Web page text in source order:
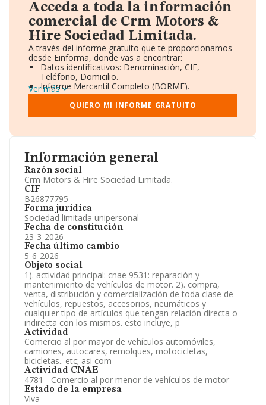
Información general
Razón social
Crm Motors & Hire Sociedad Limitada.
CIF
B26877795
Forma jurídica
Sociedad limitada unipersonal
Fecha de constitución
23-3-2026
Fecha último cambio
5-6-2026
Objeto social
1). actividad principal: cnae 9531: reparación y
mantenimiento de vehículos de motor. 2). compra,
venta, distribución y comercialización de toda clase de
vehículos, repuestos, accesorios, neumáticos y
cualquier tipo de artículos que tengan relación directa o
indirecta con los mismos. esto incluye, p
Actividad
Comercio al por mayor de vehículos automóviles,
camiones, autocares, remolques, motocicletas,
bicicletas.. etc; asi com
Actividad CNAE
4781 - Comercio al por menor de vehículos de motor
Estado de la empresa
Viva
Acceda a toda la información
comercial de Crm Motors &
Hire Sociedad Limitada.
A través del informe gratuito que te proporcionamos
desde Einforma, donde vas a encontrar:
Datos identificativos: Denominación, CIF,
Teléfono, Domicilio.
Informe Mercantil Completo (BORME).
Gráficos de Evolución Ventas y Empleados.
Consejo de Administración y Administradores.
Directivos y Ejecutivos.
Información oficial y registral complementaria.
Ver más
QUIERO MI INFORME GRATUITO